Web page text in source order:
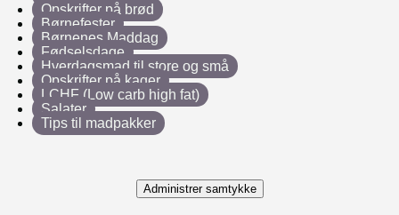
Opskrifter på brød
Børnefester
Børnenes Maddag
Fødselsdage
Hverdagsmad til store og små
Opskrifter på kager
LCHF (Low carb high fat)
Salater
Tips til madpakker
Administrer samtykke